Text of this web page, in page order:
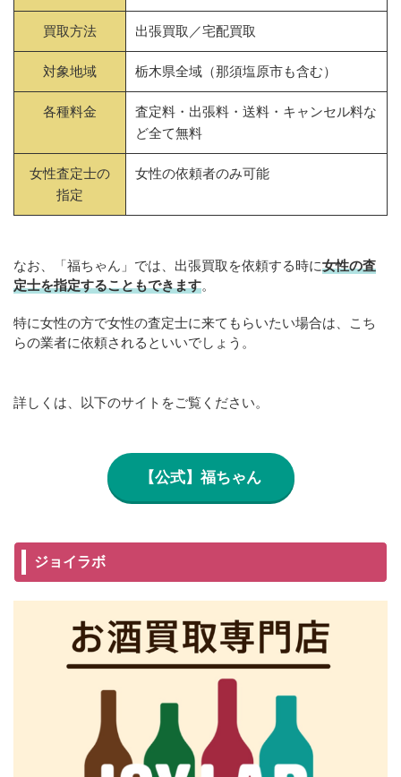
買取方法 出張買取／宅配買取
対象地域 栃木県全域（那須塩原市も含む）
各種料金
査定料・出張料・送料・キャンセル料な
ど全て無料
女性査定士の
指定
女性の依頼者のみ可能
なお、「福ちゃん」では、出張買取を依頼する時に女性の査
定士を指定することもできます。
特に女性の方で女性の査定士に来てもらいたい場合は、こち
らの業者に依頼されるといいでしょう。
詳しくは、以下のサイトをご覧ください。
【公式】福ちゃん
ジョイラボ